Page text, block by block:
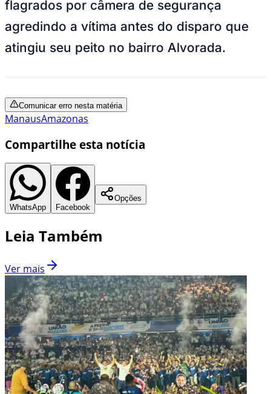
flagrados por câmera de segurança
agredindo a vítima antes do disparo que
atingiu seu peito no bairro Alvorada.
Comunicar erro nesta matéria
ManausAmazonas
Compartilhe esta notícia
WhatsApp Facebook
Opções
Leia Também
Ver mais